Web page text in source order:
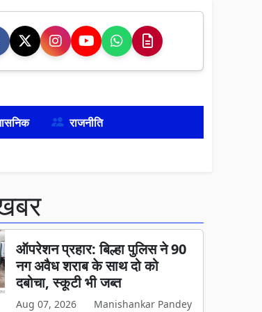
राजनीति
ऑपरेशन प्रहार: बिल्हा पुलिस ने 90
नग अवैध शराब के साथ दो को
दबोचा, स्कूटी भी जब्त
Aug 07, 2026 Manishankar Pandey